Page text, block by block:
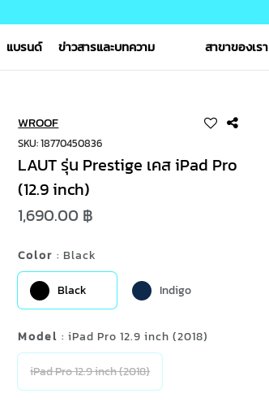
แบรนด์ ข่าวสารและบทความ สาขาของเรา
WROOF
SKU: 18770450836
LAUT รุ่น Prestige เคส iPad Pro
(12.9 inch)
1,690.00 ฿
Color: Black
Black Indigo
Model: iPad Pro 12.9 inch (2018)
iPad Pro 12.9 inch (2018)